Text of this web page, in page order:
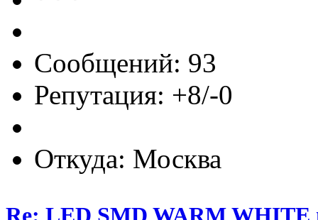
Сообщений: 93
Репутация: +8/-0
Откуда: Москва
Re: LED SMD WARM